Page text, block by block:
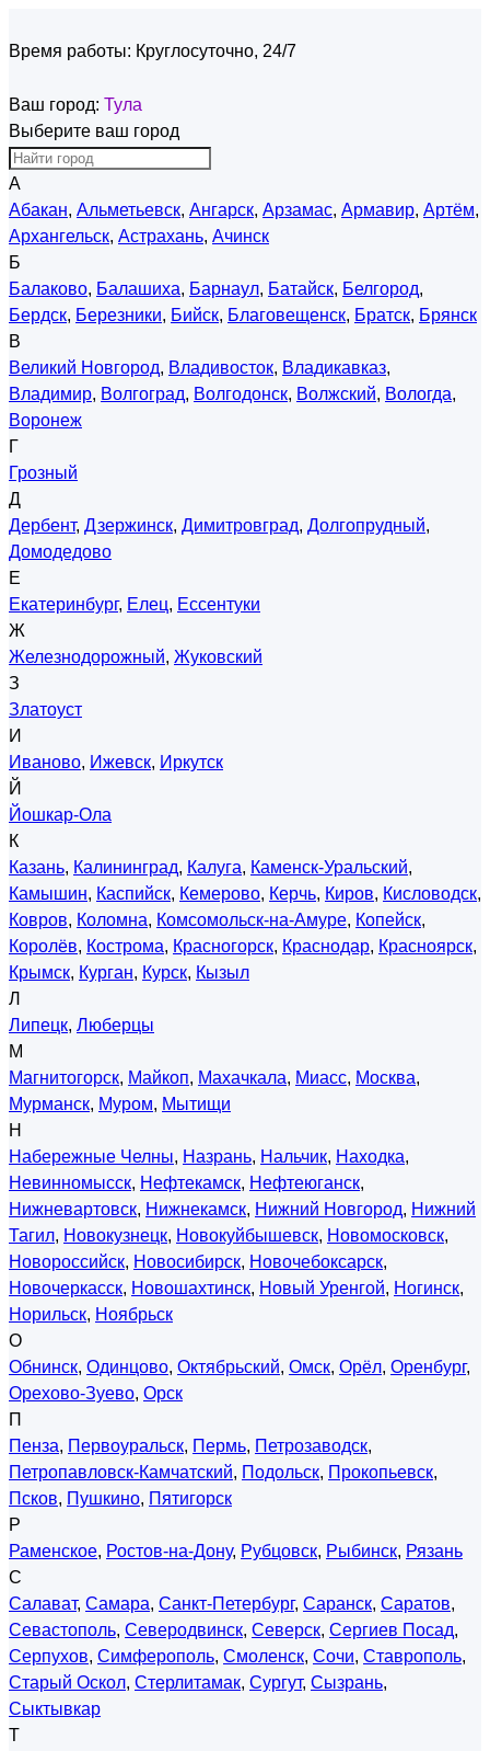
Время работы: Круглосуточно, 24/7
Ваш город: Тула
Выберите ваш город
А
Абакан, Альметьевск, Ангарск, Арзамас, Армавир, Артём,
Архангельск, Астрахань, Ачинск
Б
Балаково, Балашиха, Барнаул, Батайск, Белгород,
Бердск, Березники, Бийск, Благовещенск, Братск, Брянск
В
Великий Новгород, Владивосток, Владикавказ,
Владимир, Волгоград, Волгодонск, Волжский, Вологда,
Воронеж
Г
Грозный
Д
Дербент, Дзержинск, Димитровград, Долгопрудный,
Домодедово
Е
Екатеринбург, Елец, Ессентуки
Ж
Железнодорожный, Жуковский
З
Златоуст
И
Иваново, Ижевск, Иркутск
Й
Йошкар-Ола
К
Казань, Калининград, Калуга, Каменск-Уральский,
Камышин, Каспийск, Кемерово, Керчь, Киров, Кисловодск,
Ковров, Коломна, Комсомольск-на-Амуре, Копейск,
Королёв, Кострома, Красногорск, Краснодар, Красноярск,
Крымск, Курган, Курск, Кызыл
Л
Липецк, Люберцы
М
Магнитогорск, Майкоп, Махачкала, Миасс, Москва,
Мурманск, Муром, Мытищи
Н
Набережные Челны, Назрань, Нальчик, Находка,
Невинномысск, Нефтекамск, Нефтеюганск,
Нижневартовск, Нижнекамск, Нижний Новгород, Нижний
Тагил, Новокузнецк, Новокуйбышевск, Новомосковск,
Новороссийск, Новосибирск, Новочебоксарск,
Новочеркасск, Новошахтинск, Новый Уренгой, Ногинск,
Норильск, Ноябрьск
О
Обнинск, Одинцово, Октябрьский, Омск, Орёл, Оренбург,
Орехово-Зуево, Орск
П
Пенза, Первоуральск, Пермь, Петрозаводск,
Петропавловск-Камчатский, Подольск, Прокопьевск,
Псков, Пушкино, Пятигорск
Р
Раменское, Ростов-на-Дону, Рубцовск, Рыбинск, Рязань
С
Салават, Самара, Санкт-Петербург, Саранск, Саратов,
Севастополь, Северодвинск, Северск, Сергиев Посад,
Серпухов, Симферополь, Смоленск, Сочи, Ставрополь,
Старый Оскол, Стерлитамак, Сургут, Сызрань,
Сыктывкар
Т